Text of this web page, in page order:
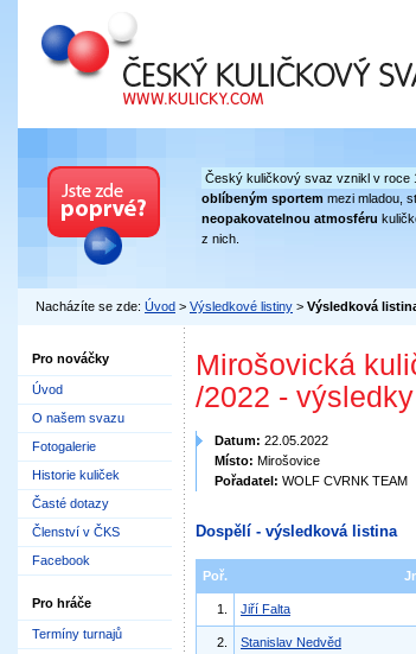
Český kuličkový svaz
Český kuličkový svaz vznikl v roce
oblíbeným sportem mezi mladou,
neopakovatelnou atmosféru
z nich.
Nacházíte se zde: Úvod > Výsledkové listiny > Výsledková
Pro nováčky
Úvod
O našem svazu
Fotogalerie
Historie kuliček
Časté dotazy
Členství v ČKS
Facebook
Pro hráče
Termíny turnajů
Mirošovická
/2022 - výsledky
Datum: 22.05.2022
Místo: Mirošovice
Pořadatel: WOLF CVRNK TEAM
Dospělí - výsledková listina
Poř.
1. Jiří Falta
2. Stanislav Nedvěd